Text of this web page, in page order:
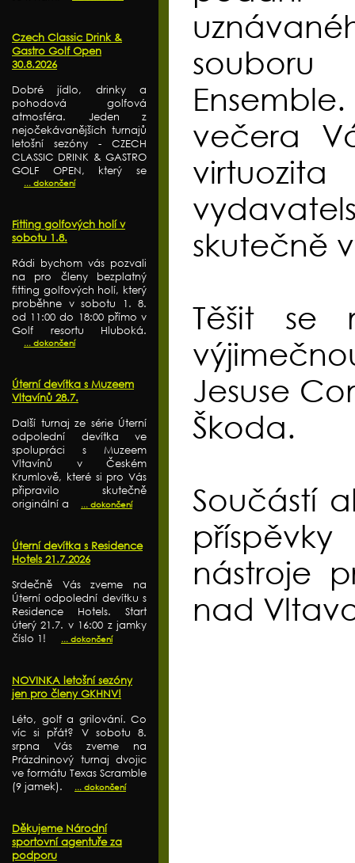
Czech Classic Drink &
Gastro Golf Open
30.8.2026
Dobré jídlo, drinky a
pohodová golfová
atmosféra. Jeden z
nejočekávanějších turnajů
letošní sezóny - CZECH
CLASSIC DRINK & GASTRO
GOLF OPEN, který se
... dokončení
Fitting golfových holí v
sobotu 1.8.
Rádi bychom vás pozvali
na pro členy bezplatný
fitting golfových holí, který
proběhne v sobotu 1. 8.
od 11:00 do 18:00 přímo v
Golf resortu Hluboká.
... dokončení
Úterní devítka s Muzeem
Vltavínů 28.7.
Další turnaj ze série Úterní
odpolední devítka ve
spolupráci s Muzeem
Vltavínů v Českém
Krumlově, které si pro Vás
připravilo skutečně
originální a
... dokončení
Úterní devítka s Residence
Hotels 21.7.2026
Srdečně Vás zveme na
Úterní odpolední devítku s
Residence Hotels. Start
úterý 21.7. v 16:00 z jamky
číslo 1!
... dokončení
NOVINKA letošní sezóny
jen pro členy GKHNV!
Léto, golf a grilování. Co
víc si přát? V sobotu 8.
srpna Vás zveme na
Prázdninový turnaj dvojic
ve formátu Texas Scramble
(9 jamek).
... dokončení
Děkujeme Národní
sportovní agentuře za
podporu
souboru
večera
virtuozita
skutečně
Těšit se
Jesuse
Škoda.
Součástí
nástroje
nad